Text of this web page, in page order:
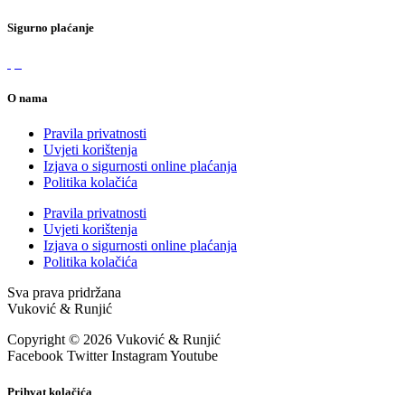
Sigurno plaćanje
O nama
Pravila privatnosti
Uvjeti korištenja
Izjava o sigurnosti online plaćanja
Politika kolačića
Pravila privatnosti
Uvjeti korištenja
Izjava o sigurnosti online plaćanja
Politika kolačića
Sva prava pridržana
Vuković & Runjić
Copyright © 2026 Vuković & Runjić
Facebook Twitter InstagramYoutube
Prihvat kolačića